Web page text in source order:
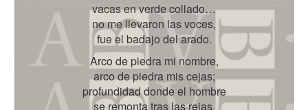
vacas en verde collado…
no me llevaron las voces,
fue el badajo del arado.
Arco de piedra mi nombre,
arco de piedra mis cejas;
profundidad donde el hombre
se remonta tras las rejas.